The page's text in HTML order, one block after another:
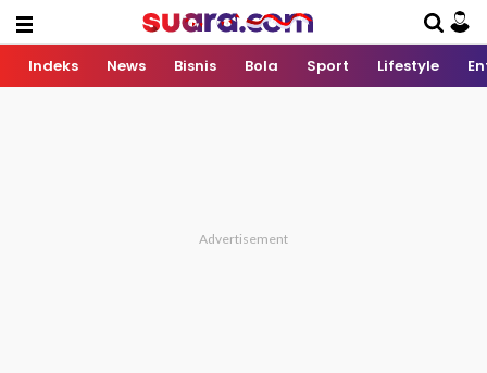
Indeks News Bisnis Bola Sport Lifestyle